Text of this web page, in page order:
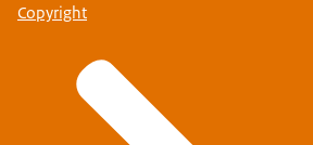
Copyright